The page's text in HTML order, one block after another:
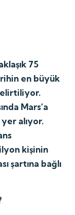
75
en büyük
Mars'a
alıyor.
kişinin
şartına bağlı